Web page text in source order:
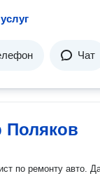
Чат
Поляков
по ремонту авто.